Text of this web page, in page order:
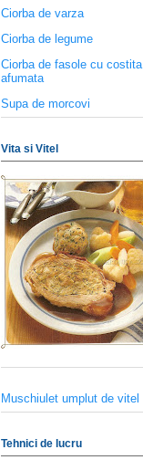
Ciorba de varza
Ciorba de legume
Ciorba de fasole cu costita
afumata
Supa de morcovi
Vita si Vitel
Muschiulet umplut de vitel
Tehnici de lucru